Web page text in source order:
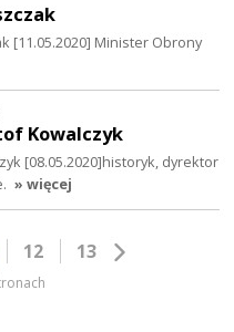
[11.05.2020] Minister Obrony
Kowalczyk
[08.05.2020]historyk, dyrektor
» więcej
12 13